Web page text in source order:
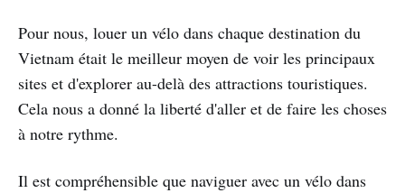
Pour nous, louer un vélo dans chaque destination du
Vietnam était le meilleur moyen de voir les principaux
sites et d'explorer au-delà des attractions touristiques.
Cela nous a donné la liberté d'aller et de faire les choses
à notre rythme.
Il est compréhensible que naviguer avec un vélo dans